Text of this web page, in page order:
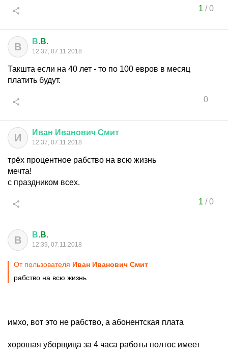
1 /0
В В.B.
12:37, 07.11.2018
Такшта если на 40 лет - то по 100 евров в месяц
платить будут.
0
И Иван Иванович Смит
12:37, 07.11.2018
трёх процентное рабство на всю жизнь
мечта!
с праздником всех.
1 /0
В В.B.
12:39, 07.11.2018
От пользователя Иван Иванович Смит
рабство на всю жизнь
имхо, вот это не рабство, а абонентская плата
хорошая уборщица за 4 часа работы полтос имеет